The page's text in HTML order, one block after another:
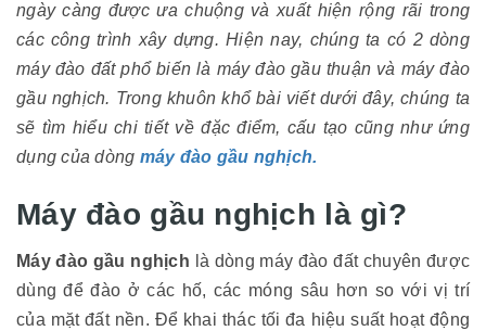
ngày càng được ưa chuộng và xuất hiện rộng rãi trong
các công trình xây dựng. Hiện nay, chúng ta có 2 dòng
máy đào đất phổ biến là máy đào gầu thuận và máy đào
gầu nghịch. Trong khuôn khổ bài viết dưới đây, chúng ta
sẽ tìm hiểu chi tiết về đặc điểm, cấu tạo cũng như ứng
dụng của dòng máy đào gầu nghịch.
Máy đào gầu nghịch là gì?
Máy đào gầu nghịch là dòng máy đào đất chuyên được
dùng để đào ở các hố, các móng sâu hơn so với vị trí
của mặt đất nền. Để khai thác tối đa hiệu suất hoạt động